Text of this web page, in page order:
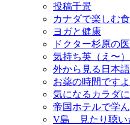
投稿千景
カナダで楽しむ
ヨガと健康
ドクター杉原の
気持ち英（え〜
外から見る日本語
お薬の時間ですよ
気になるカラダ
帝国ホテルで学
V島 見たり聴い